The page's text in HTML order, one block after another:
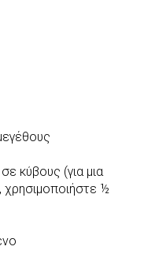
κύβους (για μια
χρησιμοποιήστε ½